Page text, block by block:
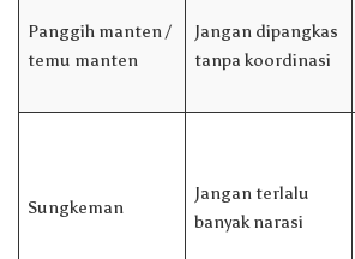
Panggih manten /
temu manten
Jangan dipangkas
tanpa koordinasi
Sungkeman
Jangan terlalu
banyak narasi